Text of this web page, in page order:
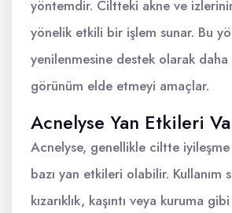
yöntemdir. Ciltteki akne ve
yönelik etkili bir işlem sunar. Bu
yenilenmesine destek olarak daha
görünüm elde etmeyi amaçlar.
Acnelyse Yan Etkileri
Acnelyse, genellikle ciltte
bazı yan etkileri olabilir. Kullanım
kızarıklık, kaşıntı veya kuruma